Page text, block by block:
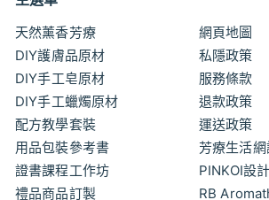
天然薰香芳療
DIY護膚品原材
DIY手工皂原材
DIY手工蠟燭原材
配方教學套裝
用品包裝參考書
證書課程工作坊
禮品商品訂製
網頁地圖
私隱政策
服務條款
退款政策
運送政策
芳療生活網
PINKOI設
RB